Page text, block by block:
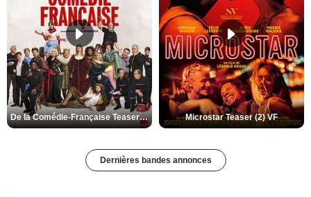
De la Comédie-Française Teaser (3) VF Microstar Teaser (2) VF
Dernières bandes annonces